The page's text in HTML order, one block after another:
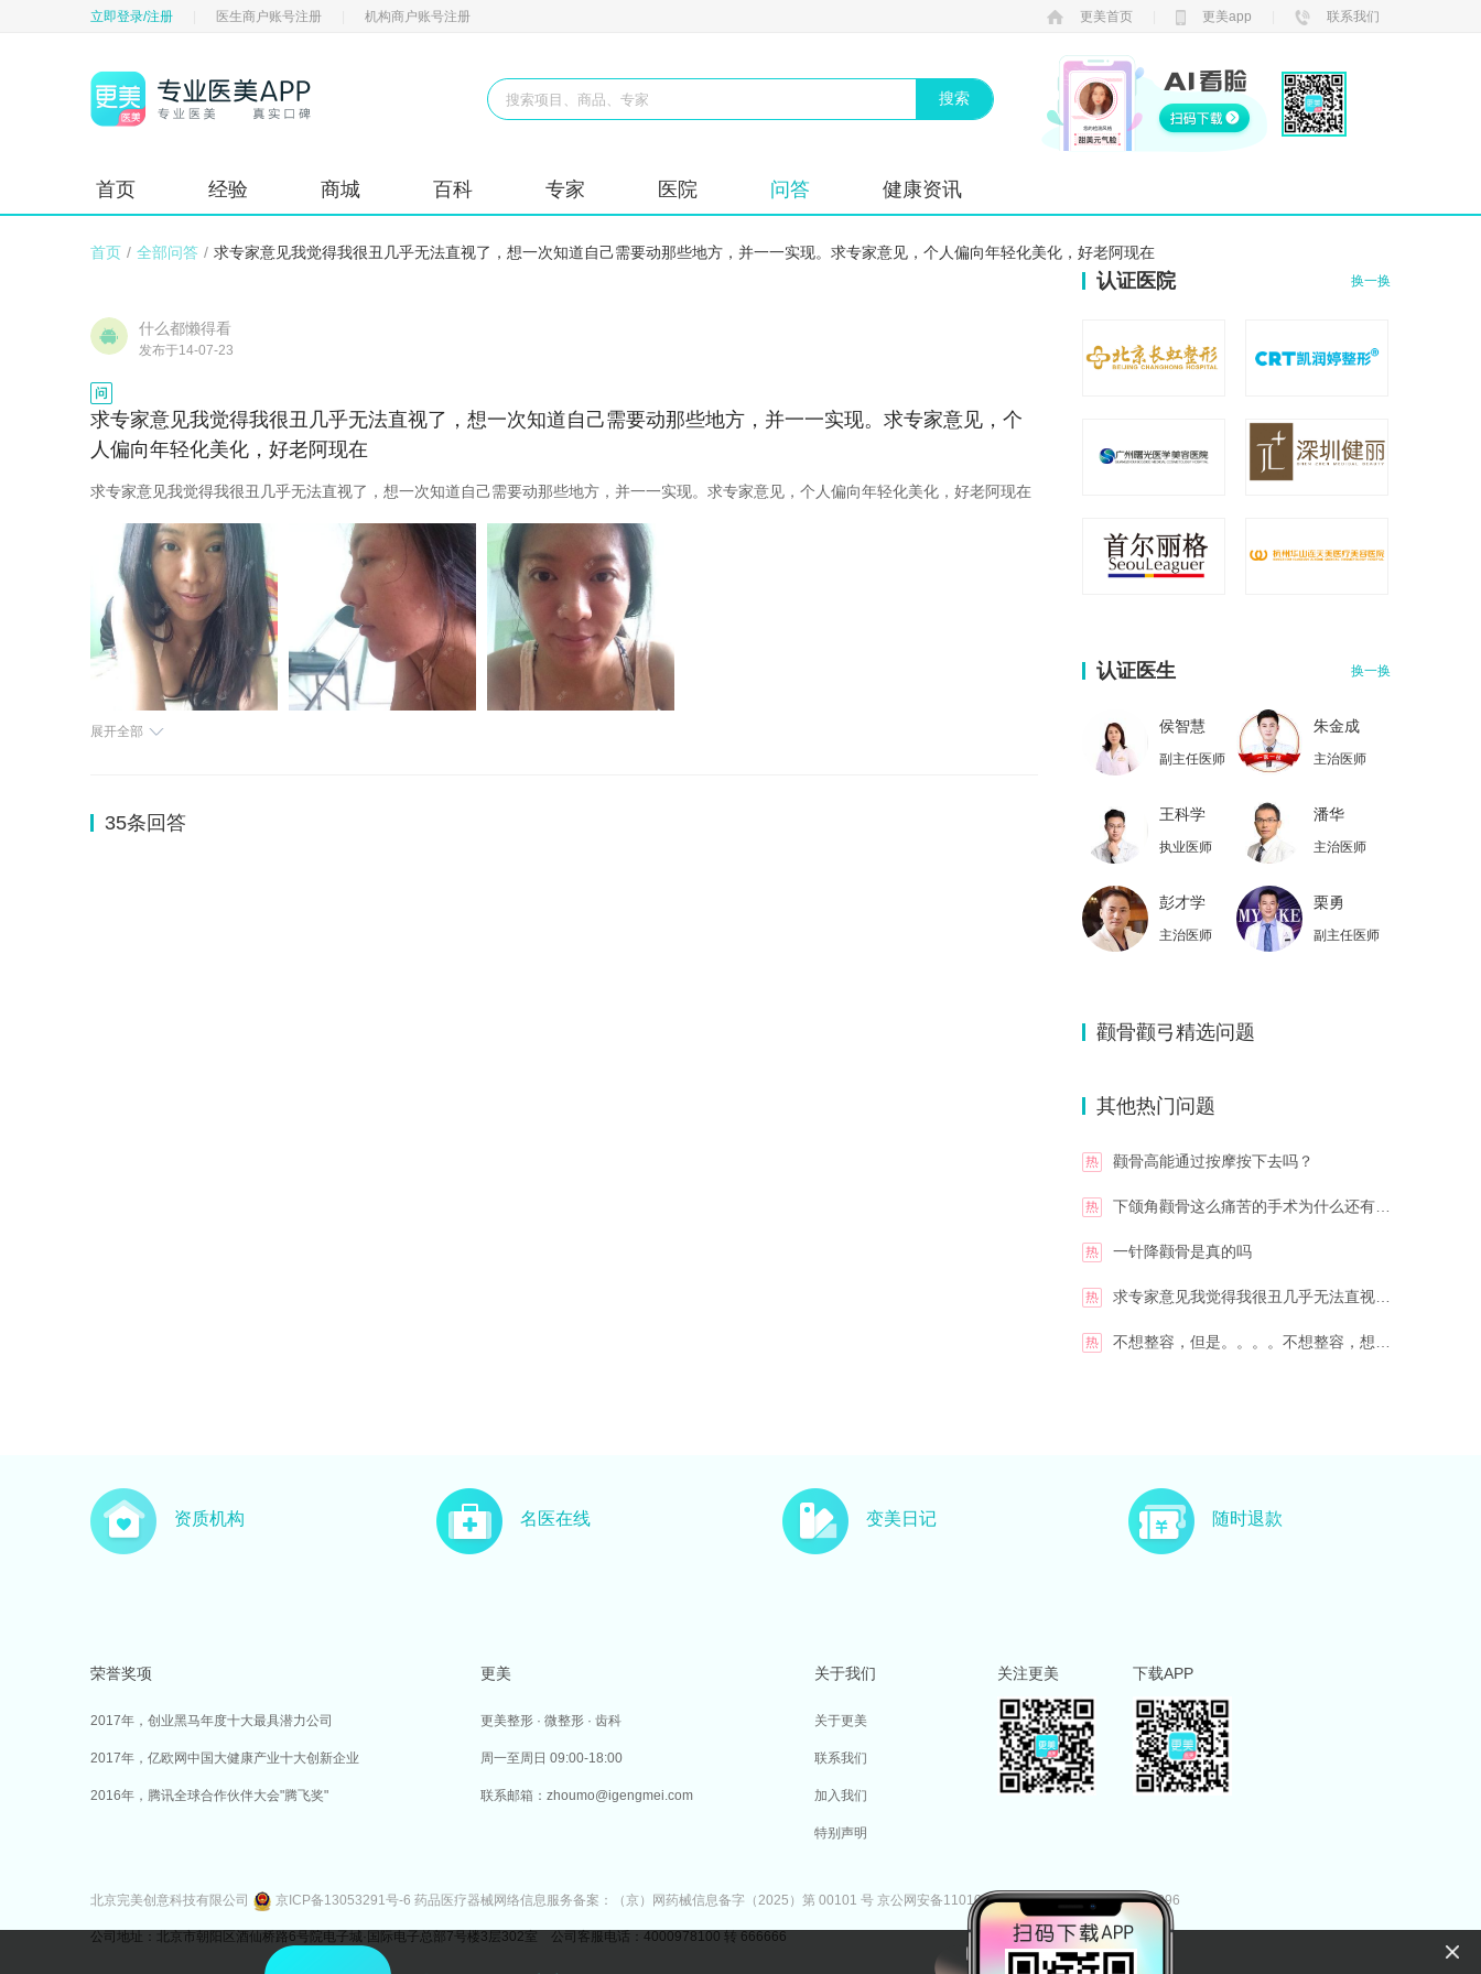
立即登录/注册 医生商户账号注册 机构商户账号注册 更美首页 更美app 联系我们
首页 经验 商城 百科 专家 医院 问答 健康资讯
首页 / 全部问答 / 求专家意见我觉得我很丑几乎无法直视了，想一次知道自己需要动那些地方，并一一实现。求专家意见，个人偏向年轻化美化，好老阿现在
什么都懒得看
发布于14-07-23
求专家意见我觉得我很丑几乎无法直视了，想一次知道自己需要动那些地方，并一一实现。求专家意见，个
人偏向年轻化美化，好老阿现在
求专家意见我觉得我很丑几乎无法直视了，想一次知道自己需要动那些地方，并一一实现。求专家意见，个人偏向年轻化美化，好老阿现在
展开全部
35条回答
认证医院 换一换
认证医生 换一换
侯智慧
副主任医师
朱金成
主治医师
王科学
执业医师
潘华
主治医师
彭才学
主治医师
栗勇
副主任医师
主治医师
主治医师
颧骨颧弓精选问题
其他热门问题
颧骨高能通过按摩按下去吗？
下颌角颧骨这么痛苦的手术为什么还有妹
一针降颧骨是真的吗
求专家意见我觉得我很丑几乎无法直视
实现。求专家意见，个人偏向年轻化美化，好
不想整容，但是。。。。不想整容，想通
资质机构 名医在线 变美日记 随时退款
荣誉奖项
2017年，创业黑马年度十大最具潜力公司
2017年，亿欧网中国大健康产业十大创新企业
2016年，腾讯全球合作伙伴大会"腾飞奖"
更美
更美整形 · 微整形 · 齿科
周一至周日 09:00-18:00
联系邮箱：zhoumo@igengmei.com
关于我们
关于更美
联系我们
加入我们
特别声明
关注更美 下载APP
北京完美创意科技有限公司 京ICP备13053291号-6 药品医疗器械网络信息服务备案：（京）网药械信息备字（2025）第 00101 号 京公网安备11010502057277号 合字 B2-20250096
公司地址：北京市朝阳区酒仙桥路6号院电子城·国际电子总部7号楼3层302室 公司客服电话：4000978100 转 666666